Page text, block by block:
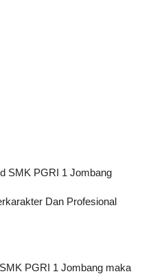
SMK PGRI 1 Jombang
Dan Profesional
PGRI 1 Jombang maka